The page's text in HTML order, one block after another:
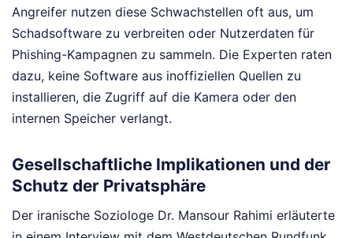
Angreifer nutzen diese Schwachstellen oft aus, um
Schadsoftware zu verbreiten oder Nutzerdaten für
Phishing-Kampagnen zu sammeln. Die Experten raten
dazu, keine Software aus inoffiziellen Quellen zu
installieren, die Zugriff auf die Kamera oder den
internen Speicher verlangt.
Gesellschaftliche Implikationen und der
Schutz der Privatsphäre
Der iranische Soziologe Dr. Mansour Rahimi erläuterte